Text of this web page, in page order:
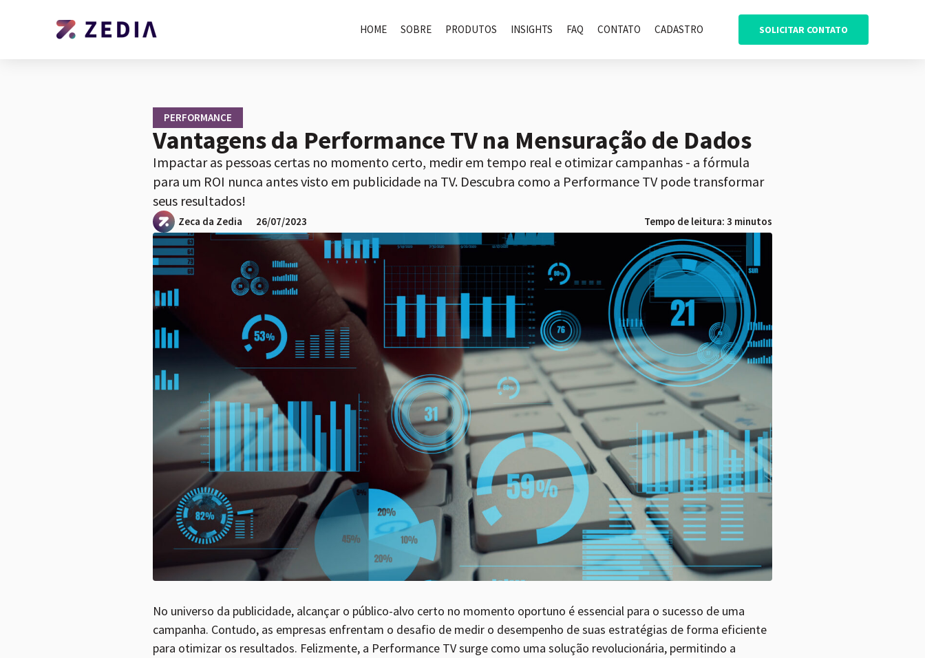
HOME SOBRE PRODUTOS INSIGHTS FAQ CONTATO CADASTRO SOLICITAR CONTATO
PERFORMANCE
Vantagens da Performance TV na Mensuração de Dados
Impactar as pessoas certas no momento certo, medir em tempo real e otimizar campanhas - a fórmula
para um ROI nunca antes visto em publicidade na TV. Descubra como a Performance TV pode transformar
seus resultados!
Zeca da Zedia 26/07/2023 Tempo de leitura: 3 minutos
No universo da publicidade, alcançar o público-alvo certo no momento oportuno é essencial para o sucesso de uma
campanha. Contudo, as empresas enfrentam o desafio de medir o desempenho de suas estratégias de forma eficiente
para otimizar os resultados. Felizmente, a Performance TV surge como uma solução revolucionária, permitindo a